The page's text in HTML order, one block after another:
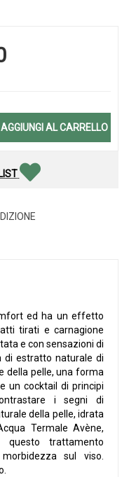
AGGIUNGI AL CARRELLO
ed ha un effetto
tirati e carnagione
e con sensazioni di
di estratto naturale di
della pelle, una forma
un cocktail di principi
i segni di
della pelle, idrata
Termale Avène,
questo trattamento
sul viso.